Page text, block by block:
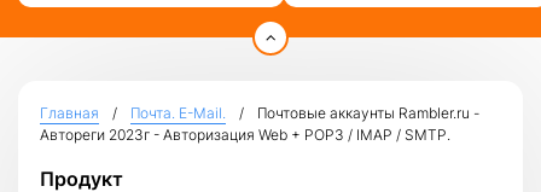
Главная Почта. E-Mail.
Почтовые аккаунты Rambler.ru -
Автореги 2023г - Авторизация Web + POP3 / IMAP / SMTP.
Продукт